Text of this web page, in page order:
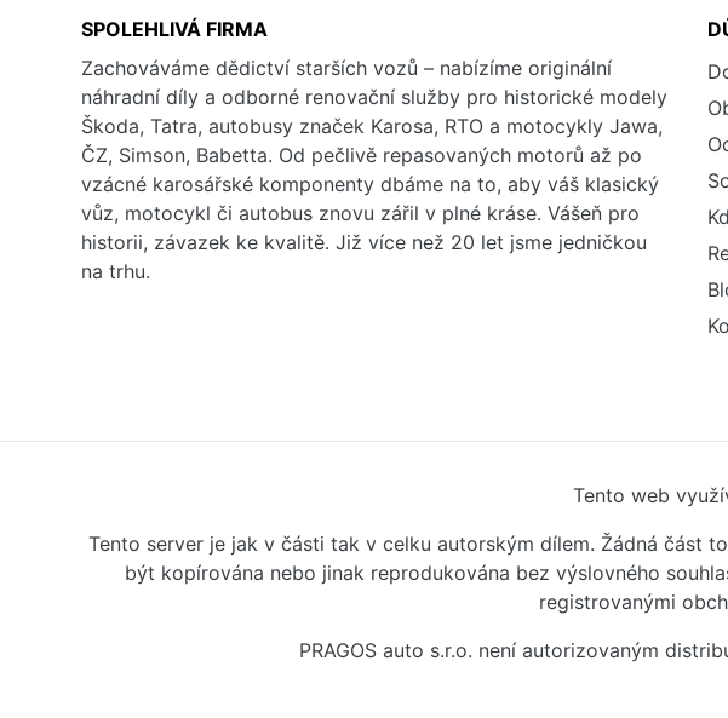
SPOLEHLIVÁ FIRMA
Zachováváme dědictví starších vozů – nabízíme originální
náhradní díly a odborné renovační služby pro historické modely
Škoda, Tatra, autobusy značek Karosa, RTO a motocykly Jawa,
ČZ, Simson, Babetta. Od pečlivě repasovaných motorů až po
vzácné karosářské komponenty dbáme na to, aby váš klasický
vůz, motocykl či autobus znovu zářil v plné kráse. Vášeň pro
historii, závazek ke kvalitě. Již více než 20 let jsme jedničkou
na trhu.
Tento web
Tento server je jak v části tak v celku autorským dílem. Žádná část
být kopírována nebo jinak reprodukována bez výslovného
registrovanými
PRAGOS auto s.r.o. není autorizovaným